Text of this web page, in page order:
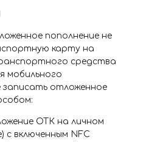
пополнение не
карту на
средства
мобильного
отложенное
ОТК на личном
с включенным NFC